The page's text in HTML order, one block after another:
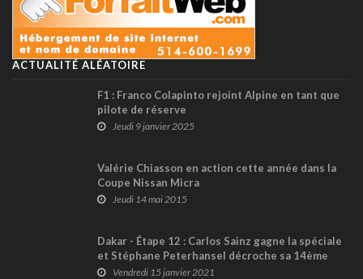
ACTUALITÉ ALÉATOIRE
F1 : Franco Colapinto rejoint Alpine en tant que
pilote de réserve
Jeudi 9 janvier 2025
Valérie Chiasson en action cette année dans la
Coupe Nissan Micra
Jeudi 14 mai 2015
Dakar - Étape 12 : Carlos Sainz gagne la spéciale
et Stéphane Peterhansel décroche sa 14ème
victoire à l’événement !
Vendredi 15 janvier 2021